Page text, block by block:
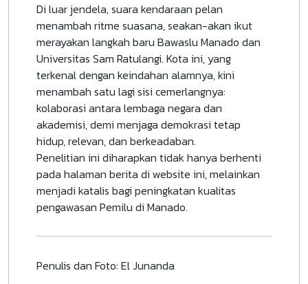
Di luar jendela, suara kendaraan pelan
menambah ritme suasana, seakan-akan ikut
merayakan langkah baru Bawaslu Manado dan
Universitas Sam Ratulangi. Kota ini, yang
terkenal dengan keindahan alamnya, kini
menambah satu lagi sisi cemerlangnya:
kolaborasi antara lembaga negara dan
akademisi, demi menjaga demokrasi tetap
hidup, relevan, dan berkeadaban.
Penelitian ini diharapkan tidak hanya berhenti
pada halaman berita di website ini, melainkan
menjadi katalis bagi peningkatan kualitas
pengawasan Pemilu di Manado.
Penulis dan Foto: El Junanda